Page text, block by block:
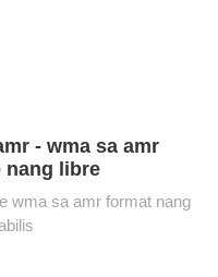
- wma sa amr
nang libre
wma sa amr format nang